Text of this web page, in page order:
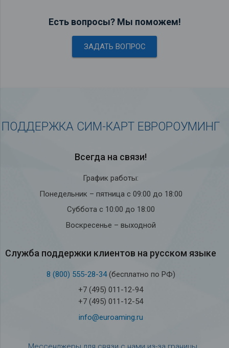
Есть вопросы? Мы поможем!
ЗАДАТЬ ВОПРОС
ПОДДЕРЖКА СИМ-КАРТ ЕВРОРОУМИНГ
Всегда на связи!
График работы:
Понедельник – пятница с 09:00 до 18:00
Суббота с 10:00 до 18:00
Воскресенье – выходной
Служба под­держки кли­ен­тов на рус­ском языке
8 (800) 555-28-34(бесплатно по РФ)
+7 (495) 011-12-94
+7 (495) 011-12-54
info@euroaming.ru